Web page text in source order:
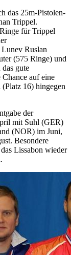
das 25m-Pistolen-
Trippel.
für Trippel
Lunev Ruslan
(575 Ringe) und
gute
Chance auf eine
16) hingegen
der
mit Suhl (GER)
(NOR) im Juni,
Besondere
Lissabon wieder